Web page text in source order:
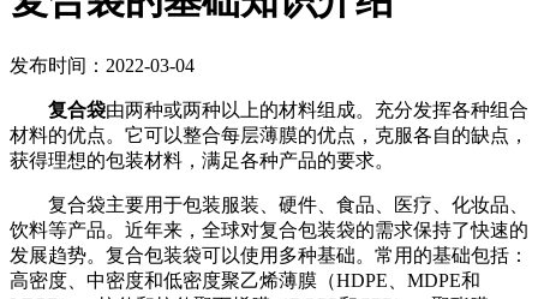
发布时间：2022-03-04
复合袋由两种或两种以上的材料组成。充分发挥各种组合
材料的优点。它可以整合每层薄膜的优点，克服各自的缺点，
获得理想的包装材料，满足各种产品的要求。
复合袋主要用于包装服装、硬件、食品、医疗、化妆品、
饮料等产品。近年来，全球对复合包装袋的需求保持了快速的
发展趋势。复合包装袋可以使用多种基础。常用的基础包括：
高密度、中密度和低密度聚乙烯薄膜（HDPE、MDPE和